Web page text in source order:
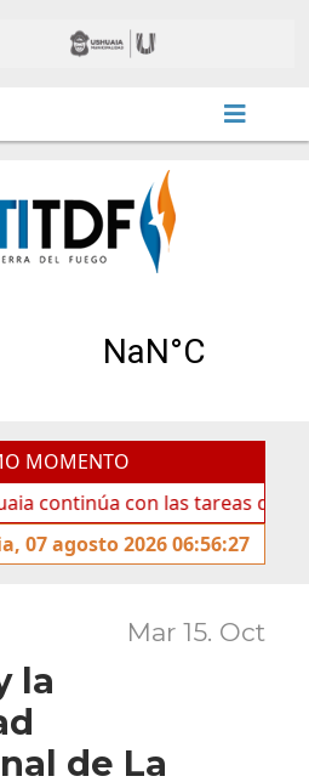
MOMENTO
con las tareas de
07 agosto 2026 06:56:27
Mar 15. Oct
la
de La